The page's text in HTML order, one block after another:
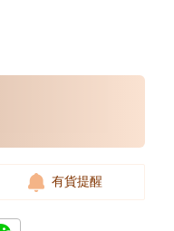
有貨提醒